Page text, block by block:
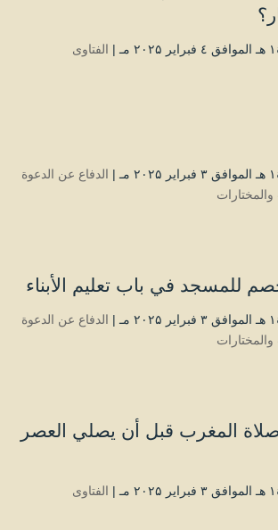
الفتاوى
الدفاع عن الدعوة
للمسجد في باب تعليم الأبناء
الدفاع عن الدعوة
المغرب قبل أن يصلي العصر
الفتاوى